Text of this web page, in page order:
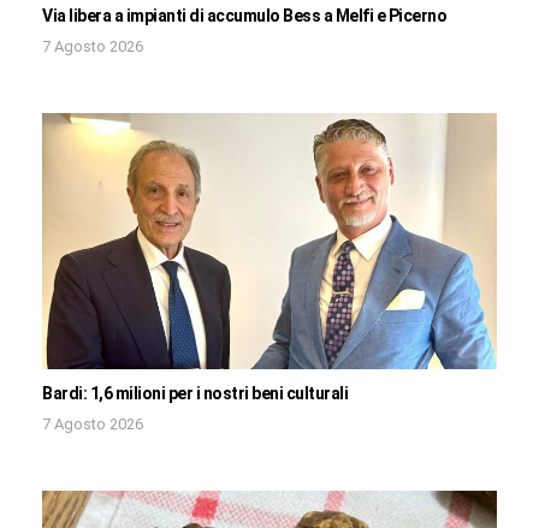
Via libera a impianti di accumulo Bess a Melfi e Picerno
7 Agosto 2026
Bardi: 1,6 milioni per i nostri beni culturali
7 Agosto 2026